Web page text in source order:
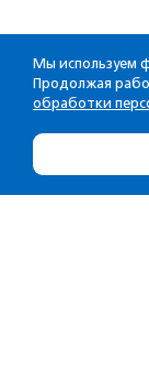
Мы используем
Продолжая
обработки